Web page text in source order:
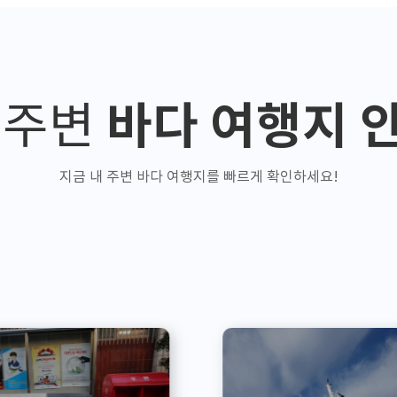
변 바다 여행지
지금 내 주변 바다 여행지를 빠르게 확인하세요!